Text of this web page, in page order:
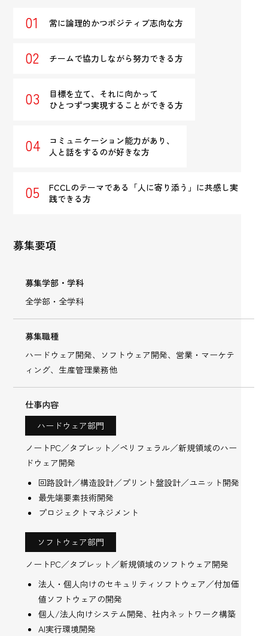
常に論理的かつポジティブ志向な方
チームで協力しながら努力できる方
目標を立て、それに向かって
ひとつずつ実現することができる方
コミュニケーション能力があり、
人と話をするのが好きな方
FCCLのテーマである「人に寄り添う」に共感し実
践できる方
募集要項
募集学部・学科
全学部・全学科
募集職種
ハードウェア開発、ソフトウェア開発、営業・マーケテ
ィング、生産管理業務他
仕事内容
ハードウェア部門
ノートPC／タブレット／ペリフェラル／新規領域のハー
ドウェア開発
回路設計／構造設計／プリント盤設計／ユニット開発
最先端要素技術開発
プロジェクトマネジメント
ソフトウェア部門
ノートPC／タブレット／新規領域のソフトウェア開発
法人・個人向けのセキュリティソフトウェア／付加価
値ソフトウェアの開発
個人/法人向けシステム開発、社内ネットワーク構築
AI実行環境開発